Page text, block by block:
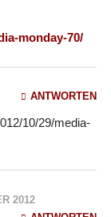
monday-70/
ANTWORTEN
10/29/media-
2012